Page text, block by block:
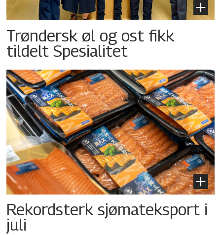
Trøndersk øl og ost fikk
tildelt Spesialitet
Rekordsterk sjømateksport i
juli